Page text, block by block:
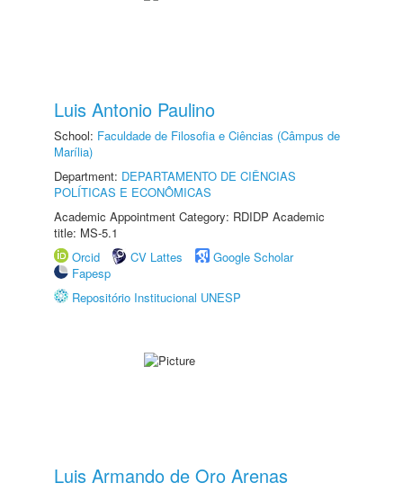
Luis Antonio Paulino
School: Faculdade de Filosofia e Ciências (Câmpus de
Marília)
Department: DEPARTAMENTO DE CIÊNCIAS
POLÍTICAS E ECONÔMICAS
Academic Appointment Category: RDIDP Academic
title: MS-5.1
Orcid
CV Lattes
Google Scholar
Fapesp
Repositório Institucional UNESP
Luis Armando de Oro Arenas